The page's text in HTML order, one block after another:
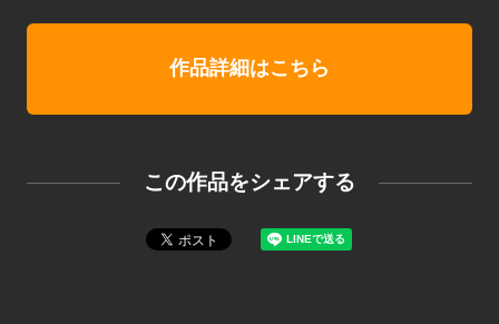
作品詳細はこちら
この作品をシェアする